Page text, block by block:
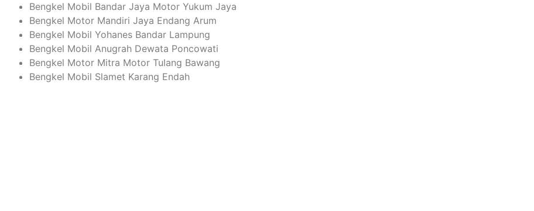
Bengkel Mobil Bandar Jaya Motor Yukum Jaya
Bengkel Motor Mandiri Jaya Endang Arum
Bengkel Mobil Yohanes Bandar Lampung
Bengkel Mobil Anugrah Dewata Poncowati
Bengkel Motor Mitra Motor Tulang Bawang
Bengkel Mobil Slamet Karang Endah